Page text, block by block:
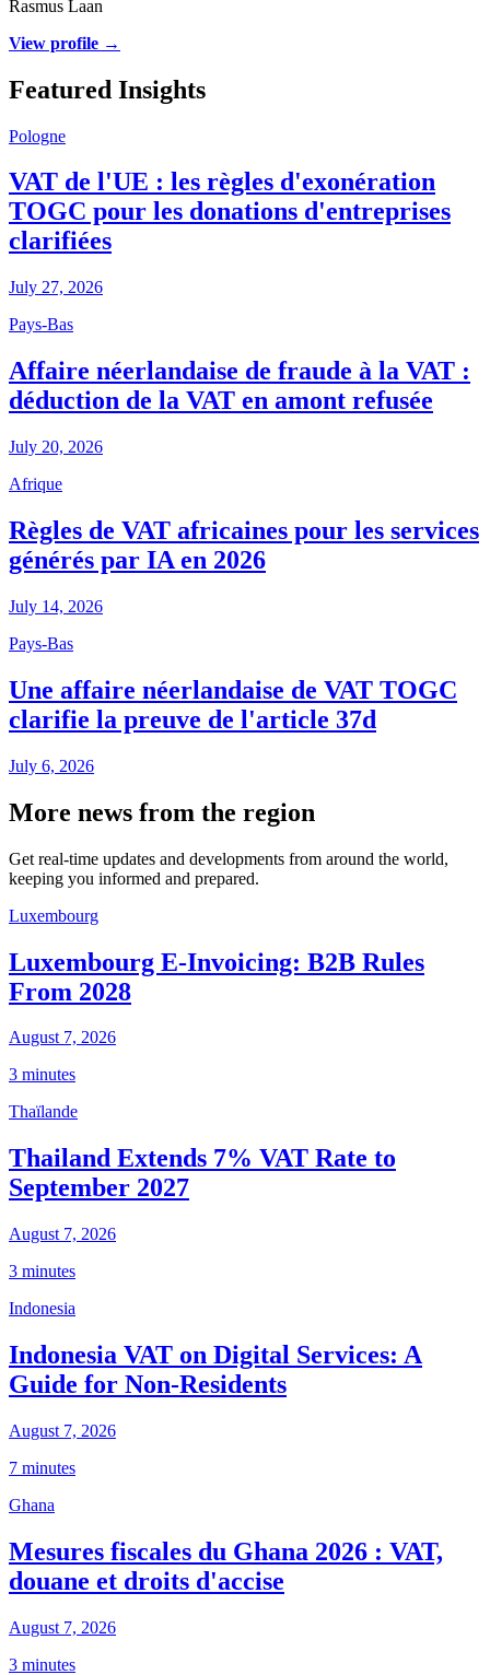
Rasmus Laan
View profile →
Featured Insights
Pologne
VAT de l'UE : les règles d'exonération
TOGC pour les donations d'entreprises
clarifiées
July 27, 2026
Pays-Bas
Affaire néerlandaise de fraude à la VAT :
déduction de la VAT en amont refusée
July 20, 2026
Afrique
Règles de VAT africaines pour les services
générés par IA en 2026
July 14, 2026
Pays-Bas
Une affaire néerlandaise de VAT TOGC
clarifie la preuve de l'article 37d
July 6, 2026
More news from the region
Get real-time updates and developments from around the world,
keeping you informed and prepared.
Luxembourg
Luxembourg E-Invoicing: B2B Rules
From 2028
August 7, 2026
3 minutes
Thaïlande
Thailand Extends 7% VAT Rate to
September 2027
August 7, 2026
3 minutes
Indonesia
Indonesia VAT on Digital Services: A
Guide for Non-Residents
August 7, 2026
7 minutes
Ghana
Mesures fiscales du Ghana 2026 : VAT,
douane et droits d'accise
August 7, 2026
3 minutes